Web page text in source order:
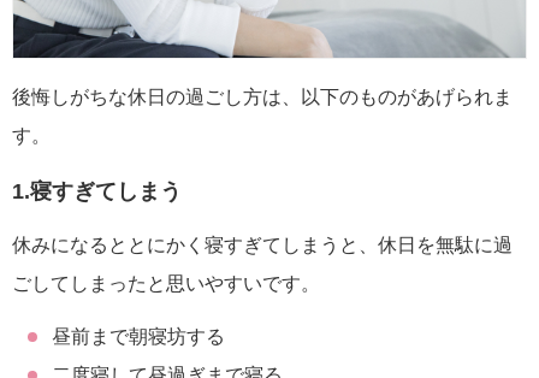
後悔しがちな休日の過ごし方は、以下のものがあげられま
す。
1.寝すぎてしまう
休みになるととにかく寝すぎてしまうと、休日を無駄に過
ごしてしまったと思いやすいです。
昼前まで朝寝坊する